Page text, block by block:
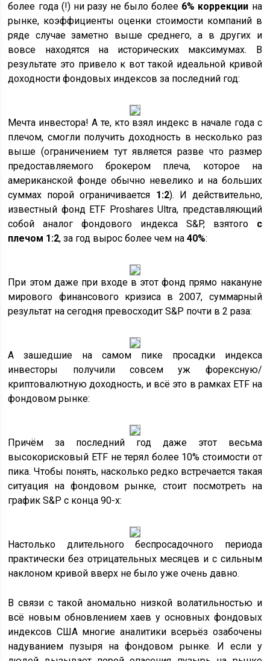
более года (!) ни разу не было более 6% коррекции на
рынке, коэффициенты оценки стоимости компаний в
ряде случае заметно выше среднего, а в других и
вовсе находятся на исторических максимумах. В
результате это привело к вот такой идеальной кривой
доходности фондовых индексов за последний год:
Мечта инвестора! А те, кто взял индекс в начале года с
плечом, смогли получить доходность в несколько раз
выше (ограничением тут является разве что размер
предоставляемого брокером плеча, которое на
американской фонде обычно невелико и на больших
суммах порой ограничивается 1:2). И действительно,
известный фонд ETF Proshares Ultra, представляющий
собой аналог фондового индекса S&P, взятого с
плечом 1:2, за год вырос более чем на40%:
При этом даже при входе в этот фонд прямо накануне
мирового финансового кризиса в 2007, суммарный
результат на сегодня превосходит S&P почти в 2 раза:
А зашедшие на самом пике просадки индекса
инвесторы получили совсем уж форексную/
криптовалютную доходность, и всё это в рамках ETF на
фондовом рынке:
Причём за последний год даже этот весьма
высокорисковый ETF не терял более 10% стоимости от
пика. Чтобы понять, насколько редко встречается такая
ситуация на фондовом рынке, стоит посмотреть на
график S&P с конца 90-х:
Настолько длительного беспросадочного периода
практически без отрицательных месяцев и с сильным
наклоном кривой вверх не было уже очень давно.
В связи с такой аномально низкой волатильностью и
всё новым обновлением хаев у основных фондовых
индексов США многие аналитики всерьёз озабочены
надуванием пузыря на фондовом рынке. И если у